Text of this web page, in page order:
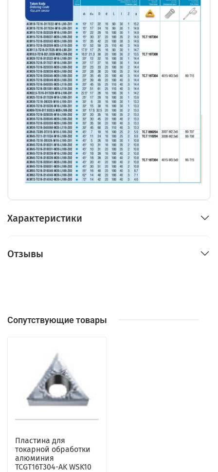
Характеристики
Отзывы
Сопутствующие товары
Пластина для
токарной обработки
алюминия
TCGT16T304-AK WSK10